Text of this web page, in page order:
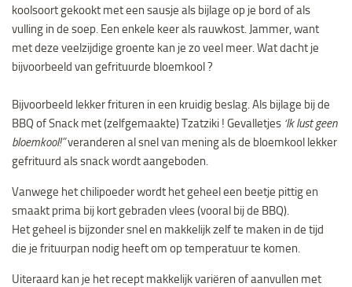
koolsoort gekookt met een sausje als bijlage op je bord of als
vulling in de soep. Een enkele keer als rauwkost. Jammer, want
met deze veelzijdige groente kan je zo veel meer. Wat dacht je
bijvoorbeeld van gefrituurde bloemkool ?
Bijvoorbeeld lekker frituren in een kruidig beslag. Als bijlage bij de
BBQ of Snack met (zelfgemaakte) Tzatziki ! Gevalletjes ‘Ik lust geen
bloemkool!”veranderen al snel van mening als de bloemkool lekker
gefrituurd als snack wordt aangeboden.
Vanwege het chilipoeder wordt het geheel een beetje pittig en
smaakt prima bij kort gebraden vlees (vooral bij de BBQ).
Het geheel is bijzonder snel en makkelijk zelf te maken in de tijd
die je frituurpan nodig heeft om op temperatuur te komen.
Uiteraard kan je het recept makkelijk variëren of aanvullen met